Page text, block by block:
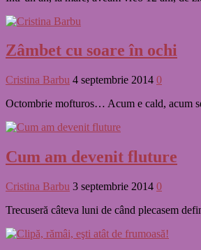
Zâmbet cu soare în ochi
Cristina Barbu 4 septembrie 2014 0
Octombrie mofturos… Acum e cald, acum
Cum am devenit fluture
Cristina Barbu 3 septembrie 2014 0
Trecuseră câteva luni de când plecasem